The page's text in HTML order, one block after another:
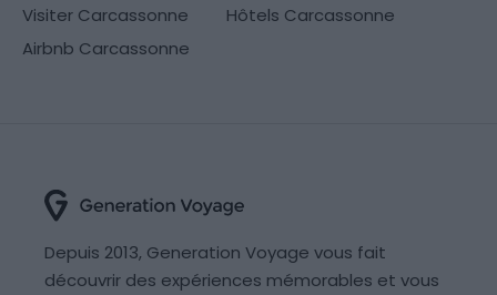
Visiter Carcassonne
Hôtels Carcassonne
Airbnb Carcassonne
Depuis 2013, Generation Voyage vous fait
découvrir des expériences mémorables et vous